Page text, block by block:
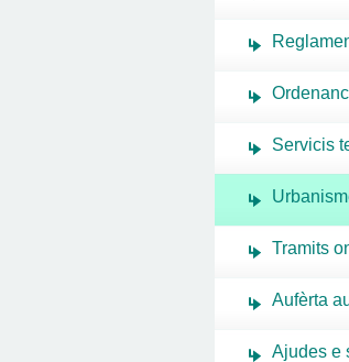
Servicis
Tramits
Aufèrta
Ajudes e